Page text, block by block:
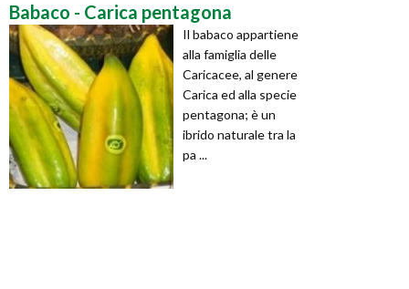
Babaco - Carica pentagona
Il babaco appartiene
alla famiglia delle
Caricacee, al genere
Carica ed alla specie
pentagona; è un
ibrido naturale tra la
pa ...